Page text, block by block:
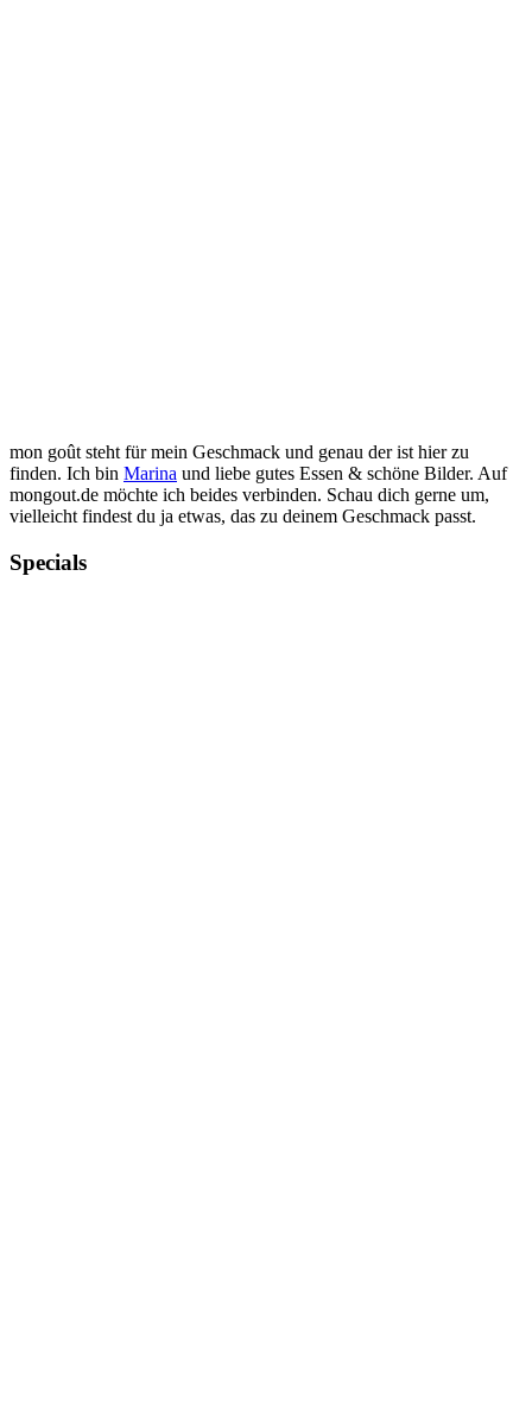
mon goût steht für mein Geschmack und genau der ist hier zu
finden. Ich bin Marina und liebe gutes Essen & schöne Bilder. Auf
mongout.de möchte ich beides verbinden. Schau dich gerne um,
vielleicht findest du ja etwas, das zu deinem Geschmack passt.
Specials